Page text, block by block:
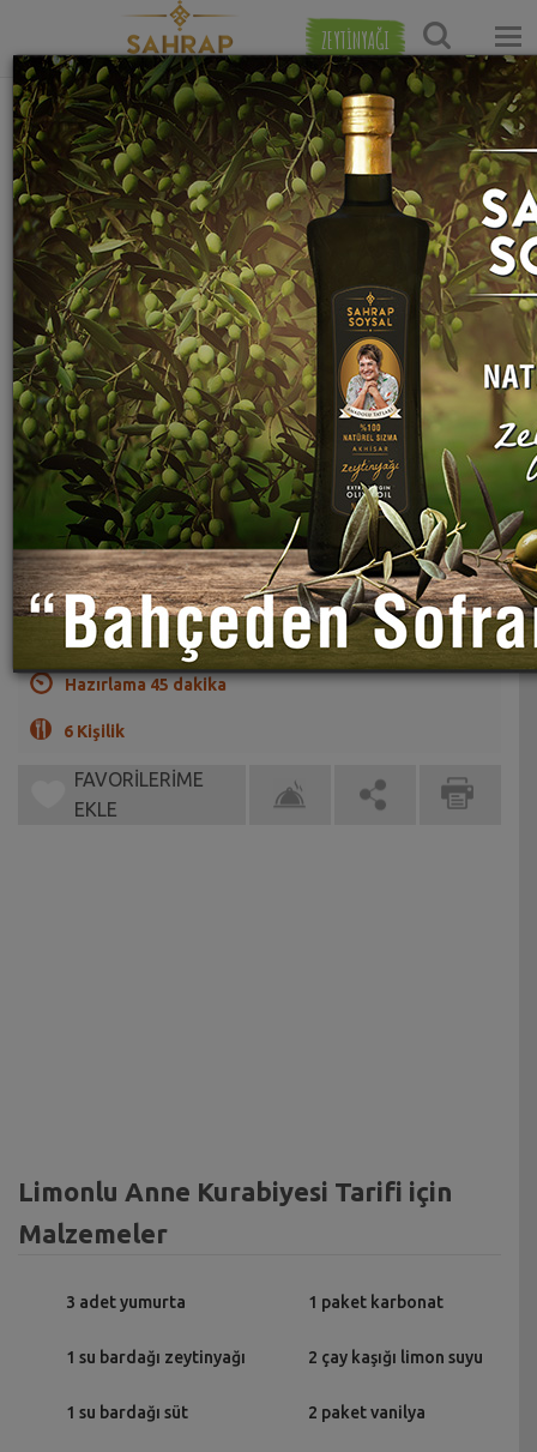
ZEYTİNYAĞI
Ana Sayfa Tatlı Tarifleri Kurabiye Tarifleri
Limonlu Anne Kurabiyesi Tarifi
Sahrap Soysal
Limonun mis kokusu evi sarsın
(0)
Hazırlama 45 dakika
6 Kişilik
FAVORİLERİME
EKLE
Limonlu Anne Kurabiyesi Tarifi için
Malzemeler
3 adet yumurta
1 su bardağı zeytinyağı
1 su bardağı süt
1 paket karbonat
2 çay kaşığı limon suyu
2 paket vanilya